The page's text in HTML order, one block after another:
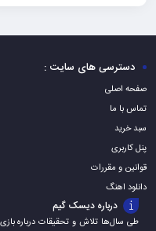
افزودن
به
دسترسی های سایت :
صفحه اصلی
تماس با ما
سبد خرید
پنل کاربری
قوانین و مقررات
دانلود اهنگ
درباره دیسک گیم
طی سال‌ها تلاش و تحقیقات درباره